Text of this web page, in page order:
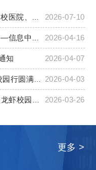
2026-07-10
展联学活动
2026-04-16
合开展主题党日活动
2026-04-07
知
2026-04-03
圆满落幕
2026-03-26
活动的通知
更多 >